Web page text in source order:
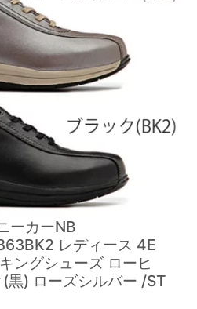
ーカーNB
レディース 4E
ングシューズ ローヒ
黒) ローズシルバー /ST